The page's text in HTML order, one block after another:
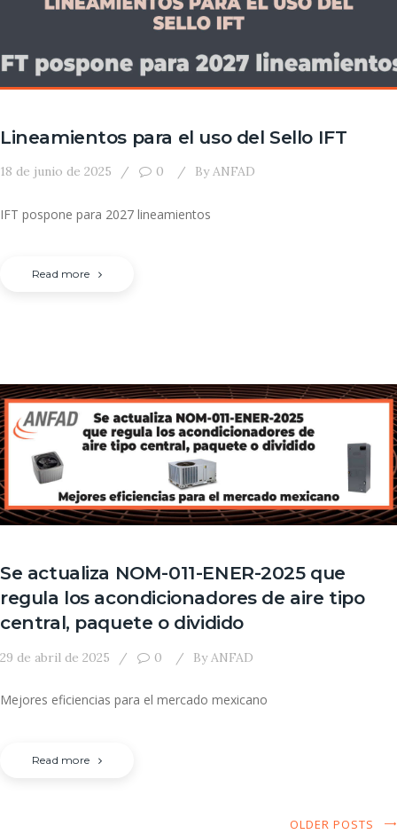
Lineamientos para el uso del Sello IFT
18 de junio de 2025 0 ByANFAD
IFT pospone para 2027 lineamientos
Read more
Se actualiza NOM-011-ENER-2025 que
regula los acondicionadores de aire tipo
central, paquete o dividido
29 de abril de 2025 0 ByANFAD
Mejores eficiencias para el mercado mexicano
Read more
OLDER POSTS